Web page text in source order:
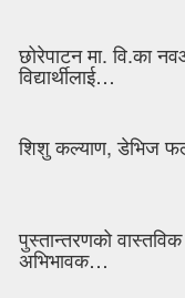
छोरेपाटन मा. वि.का
विद्यार्थीलाई…
शिशु कल्याण, डेभिज
पुस्तान्तरणको
अभिभावक…